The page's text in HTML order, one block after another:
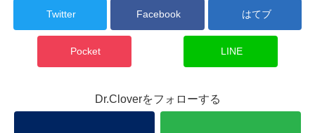
Twitter Facebook はてブ
Pocket LINE
Dr.Cloverをフォローする